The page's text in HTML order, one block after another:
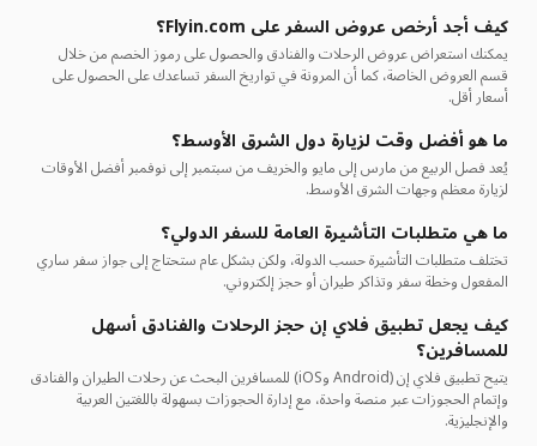
كيف أجد أرخص عروض السفر على Flyin.com؟
يمكنك استعراض عروض الرحلات والفنادق والحصول على رموز الخصم من خلال
قسم العروض الخاصة، كما أن المرونة في تواريخ السفر تساعدك على الحصول على
أسعار أقل.
ما هو أفضل وقت لزيارة دول الشرق الأوسط؟
يُعد فصل الربيع من مارس إلى مايو والخريف من سبتمبر إلى نوفمبر أفضل الأوقات
لزيارة معظم وجهات الشرق الأوسط.
ما هي متطلبات التأشيرة العامة للسفر الدولي؟
تختلف متطلبات التأشيرة حسب الدولة، ولكن بشكل عام ستحتاج إلى جواز سفر ساري
المفعول وخطة سفر وتذاكر طيران أو حجز إلكتروني.
كيف يجعل تطبيق فلاي إن حجز الرحلات والفنادق أسهل
للمسافرين؟
يتيح تطبيق فلاي إن (Android وiOS) للمسافرين البحث عن رحلات الطيران والفنادق
وإتمام الحجوزات عبر منصة واحدة، مع إدارة الحجوزات بسهولة باللغتين العربية
والإنجليزية.